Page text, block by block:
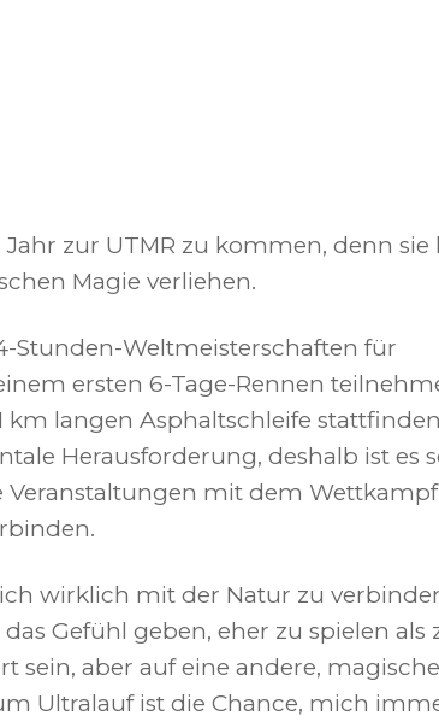
zur UTMR zu kommen, denn sie
Magie verliehen.
Stunden-Weltmeisterschaften für
ersten 6-Tage-Rennen
km langen Asphaltschleife
Herausforderung, deshalb ist es
Veranstaltungen mit dem
wirklich mit der Natur zu
Gefühl geben, eher zu spielen als
sein, aber auf eine andere,
Ultralauf ist die Chance, mich